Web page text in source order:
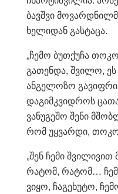
ბავშვი
ხელიდან გასტაცა.
„ჩემო ბუთქუჩა
გათენდა, შვილო,
ანგელოზო
დაგიმკვიდროს
ვანუგეშო შენი
რომ უყვარდი,
„შენ ჩემი
რატომ, რატომ…
ვიყო, ჩაგეხუტო,